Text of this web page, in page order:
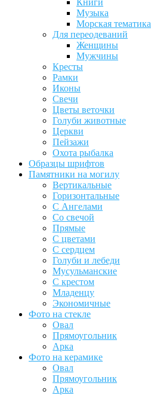
Музыка
Морская тематика
Для переодеваний
Женщины
Мужчины
Кресты
Рамки
Иконы
Свечи
Цветы веточки
Голуби животные
Церкви
Пейзажи
Охота рыбалка
Образцы шрифтов
Памятники на могилу
Вертикальные
Горизонтальные
С Ангелами
Со свечой
Прямые
С цветами
С сердцем
Голуби и лебеди
Мусульманские
С крестом
Младенцу
Экономичные
Фото на стекле
Овал
Прямоугольник
Арка
Фото на керамике
Овал
Прямоугольник
Арка